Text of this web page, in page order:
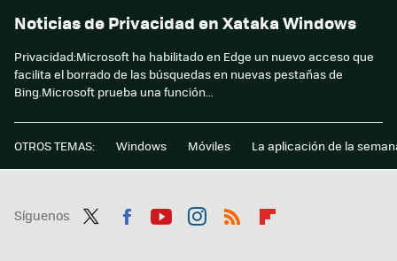
Noticias de Privacidad en Xataka Windows
Privacidad:Microsoft ha habilitado en Edge un nuevo acceso que
facilita el borrado de las búsquedas en nuevas pestañas de
Bing.Microsoft prueba una función...
OTROS TEMAS: Windows Móviles La aplicación de la
Síguenos